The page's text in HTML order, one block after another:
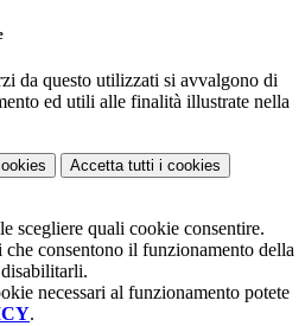
da questo utilizzati si avvalgono di
ed utili alle finalità illustrate nella
Accetta tutti i cookies
scegliere quali cookie consentire.
consentono il funzionamento della
necessari al funzionamento potete
.